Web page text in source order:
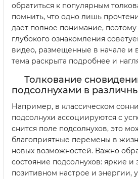
обратиться к популярным
помнить, что одно лишь
дает полное понимание,
глубокого ознакомления
видео, размещенные в начале и
тема раскрыта подробнее и
Толкование
подсолнухами в
Например, в классическом
подсолнухи ассоциируются с
снится поле подсолнухов, это
благоприятные перемены в
новых возможностей. Важно
состояние подсолнухов: яркие и
позитивном настрое и энергии,